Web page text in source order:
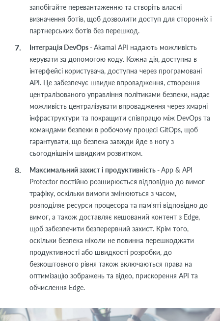
запобігайте перевантаженню та створіть власні
визначення ботів, щоб дозволити доступ для сторонніх і
партнерських ботів без перешкод.
Інтеграція DevOps -Akamai API надають можливість
керувати за допомогою коду. Кожна дія, доступна в
інтерфейсі користувача, доступна через програмовані
API. Це забезпечує швидке впровадження, створення
централізованого управління політиками безпеки, надає
можливість централізувати впровадження через хмарні
інфраструктури та покращити співпрацю між DevOps та
командами безпеки в робочому процесі GitOps, щоб
гарантувати, що безпека завжди йде в ногу з
сьогоднішнім швидким розвитком.
Максимальний захист і продуктивність -App & API
Protector постійно розширюється відповідно до вимог
трафіку, оскільки вимоги змінюються з часом,
розподіляє ресурси процесора та пам'яті відповідно до
вимог, а також доставляє кешований контент з Edge,
щоб забезпечити безперервний захист. Крім того,
оскільки безпека ніколи не повинна перешкоджати
продуктивності або швидкості розробки, до
безкоштовного рівня також включаються права на
оптимізацію зображень та відео, прискорення API та
обчислення Edge.